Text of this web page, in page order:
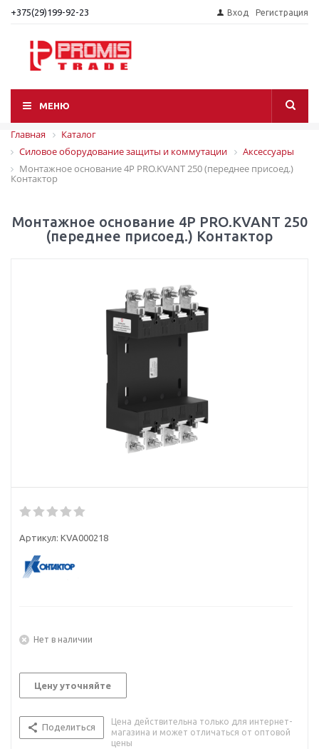
+375(29)199-92-23 Вход Регистрация
МЕНЮ
Главная
Каталог
Силовое оборудование защиты и коммутации
Аксессуары
Монтажное основание 4P PRO.KVANT 250 (переднее присоед.)
Контактор
Монтажное основание 4P PRO.KVANT 250
(переднее присоед.) Контактор
Артикул: KVA000218
Нет в наличии
Цену уточняйте
Поделиться
Цена действительна только для интернет-
магазина и может отличаться от оптовой
цены